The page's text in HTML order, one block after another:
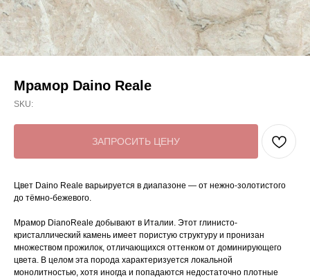
Мрамор Daino Reale
SKU:
ЗАПРОСИТЬ ЦЕНУ
Цвет Daino Reale варьируется в диапазоне — от нежно-золотистого
до тёмно-бежевого.
Мрамор DianoReale добывают в Италии. Этот глинисто-
кристаллический камень имеет пористую структуру и пронизан
множеством прожилок, отличающихся оттенком от доминирующего
цвета. В целом эта порода характеризуется локальной
монолитностью, хотя иногда и попадаются недостаточно плотные